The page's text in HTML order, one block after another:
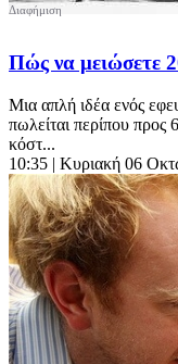
Πώς να μειώσετε
Μια απλή ιδέα ενός
πωλείται περίπου
κόστ...
10:35 | Κυριακή 06